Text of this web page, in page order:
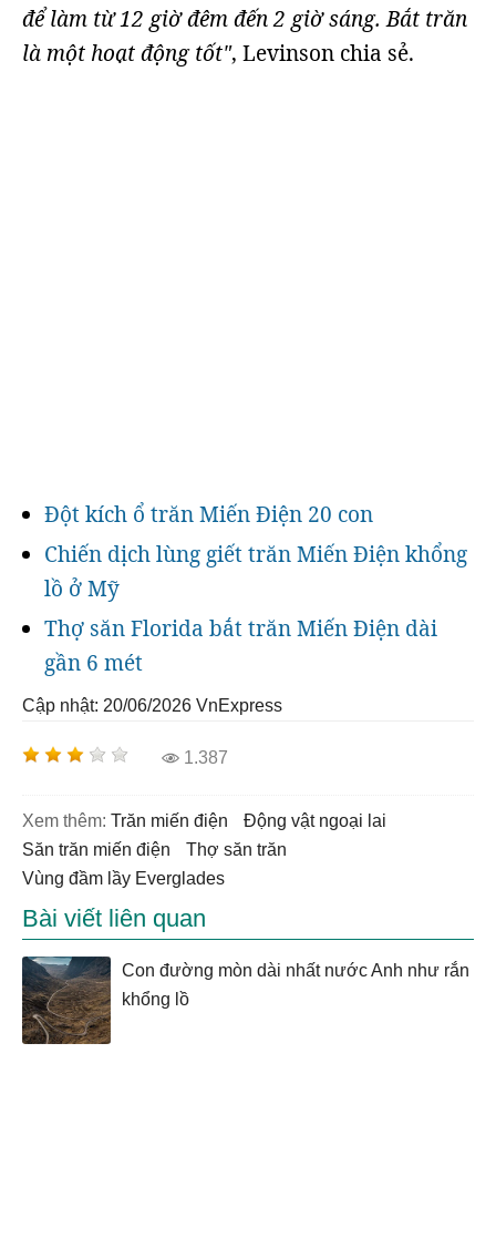
để làm từ 12 giờ đêm đến 2 giờ sáng. Bắt trăn
là một hoạt động tốt", Levinson chia sẻ.
Đột kích ổ trăn Miến Điện 20 con
Chiến dịch lùng giết trăn Miến Điện khổng
lồ ở Mỹ
Thợ săn Florida bắt trăn Miến Điện dài
gần 6 mét
Cập nhật: 20/06/2026 VnExpress
1.387
Xem thêm: trăn miến điện
động vật ngoại lai
săn trăn miến điện
thợ săn trăn
vùng đầm lầy Everglades
Bài viết liên quan
Con đường mòn dài nhất nước Anh như rắn
khổng lồ